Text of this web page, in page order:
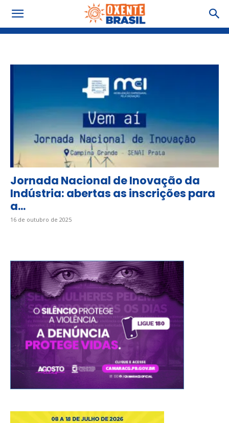
Jornada Nacional de Inovação da
Indústria: abertas as inscrições para
a...
16 de outubro de 2025